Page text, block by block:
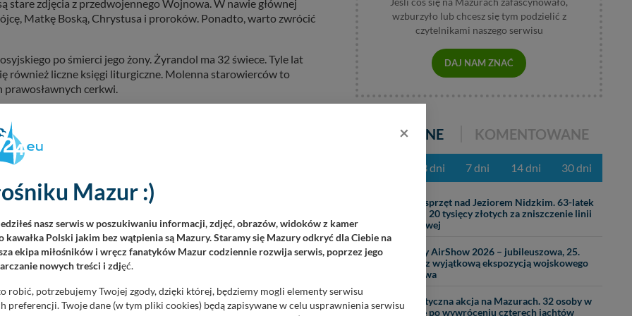
stare zdjęcia z przedwojennego Wojnowa. W nawie głównej
Matkę Boską, Chrystusa i proroków. Ponadto, warto zwrócić
po śmierci jego żony. Żyrandol ma 32 świece. Tyle lat
również liczne księgi liturgiczne. Molenna starowierców to
prawosławnych cerkwi.
północnej części podwórza klasztornego znajduję się niewielka
zwyczajem w stopach zmarłego, zwróconych na wschód.
rękach prywatnych i można tu wynająć pokoje noclegowe i
Goście mogą liczyć na posiłki, wynajęcie łódek czy bryczki
Mazurach
miejscowości Ukty znajduje się niespotykana w naszym kraju
klasztor żeński Starowierców. Przy nim znajduje się niewielka
wzburzyło lub chcesz się tym podzielić z
czytelnikami naszego serwisu
DAJ NAM ZNAĆ
POPULARNE KOMENTOWANE
z ostatnich 3 dni 7 dni 14 dni 30 dni
Ciężki sprzęt nad Jeziorem Nidzkim. 63-latek
zapłaci 20 tysięcy złotych za zniszczenie linii
brzegowej
29.07
Mazury AirShow 2026 – jubileuszowa, 25.
edycja z wyjątkową ekspozycją wojskowego
lotnictwa
07.08
Dramatyczna akcja na Mazurach. 32 osoby w
wodzie po wywróceniu czterech jachtów
×
Mazur :)
nasz serwis w poszukiwaniu informacji, zdjęć, obrazów, widoków z kamer
kawałka Polski jakim bez wątpienia są Mazury. Staramy się Mazury odkryć dla Ciebie na
ekipa miłośników i wręcz fanatyków Mazur codziennie rozwija serwis, poprzez jego
nowych treści i zdjęć.
robić, potrzebujemy Twojej zgody, dzięki której, będziemy mogli elementy serwisu
preferencji. Twoje dane (w tym pliki cookies) będą zapisywane w celu usprawnienia serwisu